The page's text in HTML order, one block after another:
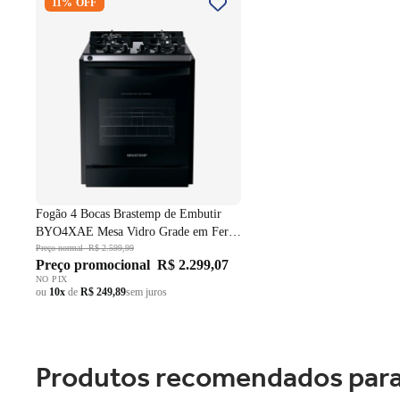
Embutir BYO4XAE Mesa Vidro
Chama Preto Bivolt
11% OFF
Fogão 4 Bocas Brastemp de Embutir
BYO4XAE Mesa Vidro Grade em Ferro
Fundido Dupla Chama Preto Bivolt
Preço normalR$ 2.599,99
Preço promocional R$ 2.299,07
NO PIX
ou 10x de R$ 249,89sem juros
Produtos recomendados